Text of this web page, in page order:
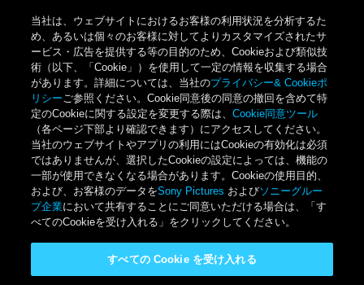
当社は、ウェブサイトにおけるお客様の利用状況を分析するた
め、あるいは個々のお客様に対してよりカスタマイズされたサ
ービス・広告を提供する等の目的のため、Cookieおよび類似技
術（以下、「Cookie」）を使用して一定の情報を収集する場合
があります。詳細については、当社のプライバシー& Cookieポ
リシーご参照ください。Cookie同意後の同意の撤回を含めて特
定のCookieに関する設定を変更する際は、Cookie同意ツール
（各ページ下部より確認できます）にアクセスしてください。
当社のウェブサイトやアプリの利用にはCookieの有効化は必須
ではありませんが、選択したCookieの設定によっては、機能の
一部が使用できなくなる場合があります。Cookieの使用目的、
および、お客様のデータをSony Pictures およびソニーグルー
プ企業において共有することにご同意いただける場合は、「す
べてのCookieを受け入れる」をクリックしてください。
すべての Cookie を受け入れる